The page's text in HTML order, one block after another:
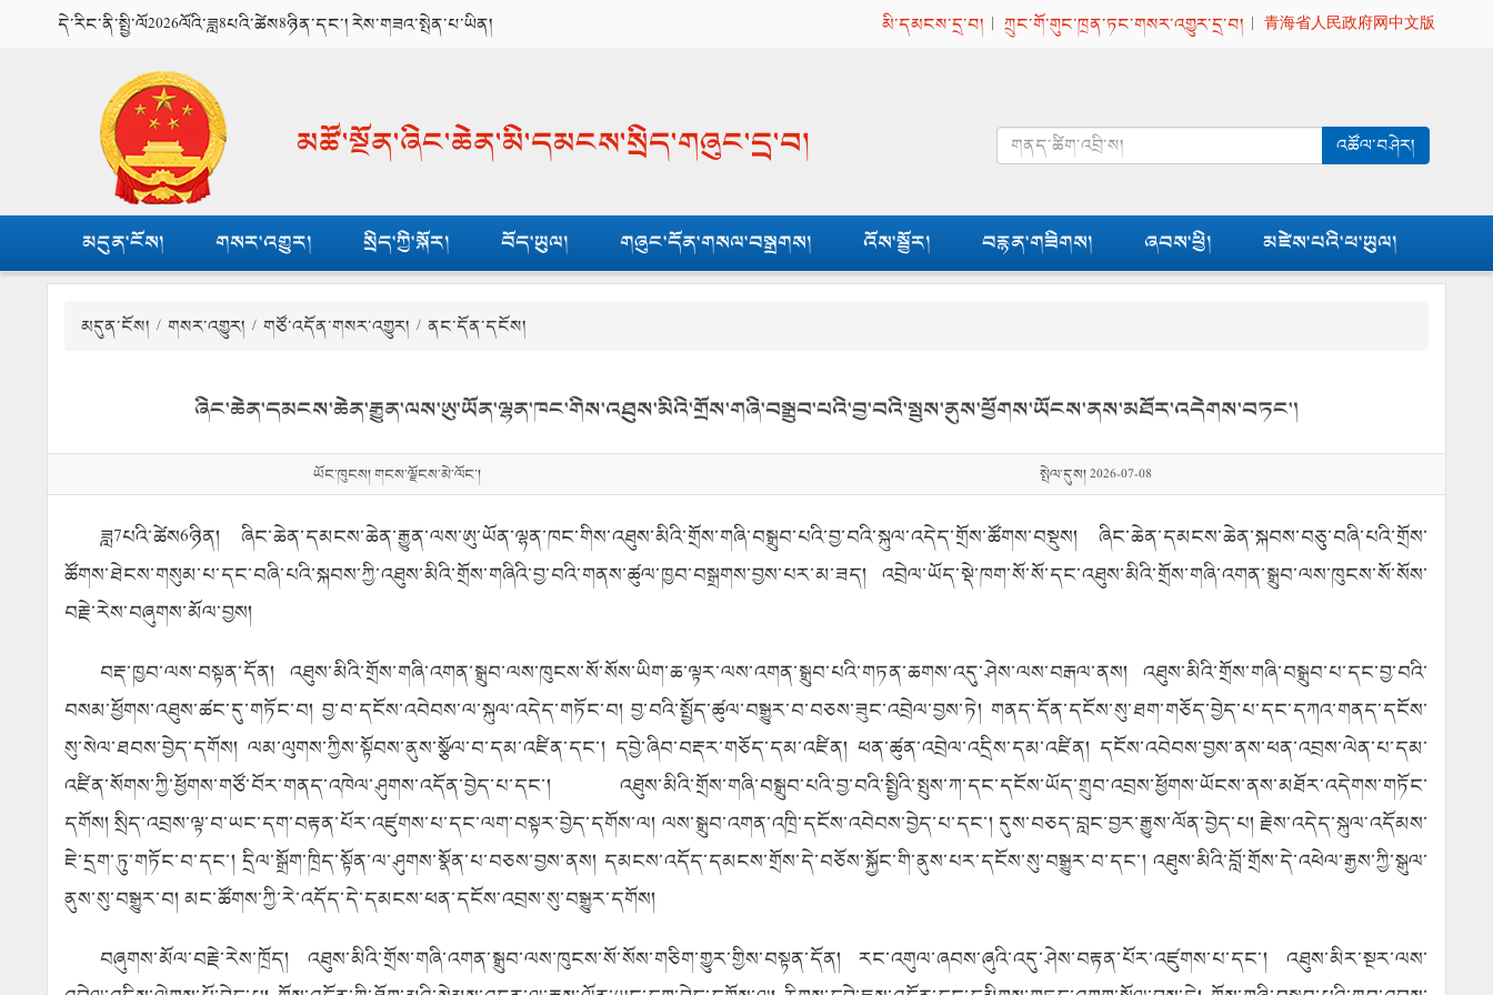
དེ་རིང་ནི་སྤྱི་ལོ2026ལོའི་ཟླ8པའི་ཚེས8ཉིན་དང་། རེས་གཟའ་སྤེན་པ་ཡིན། མི་དམངས་དྲ་བ། | ཀྲུང་གོ་གུང་ཁྲན་ཏང་གསར་འགྱུར་དྲ་བ། | 青海省人民政府网中文版
མཚོ་སྔོན་ཞིང་ཆེན་མི་དམངས་སྲིད་གཞུང་དྲ་བ། འཚོལ་བཤེར།
མདུན་ངོས། གསར་འགྱུར། སྲིད་ཀྱི་སྐོར། བོད་ཡུལ། གཞུང་དོན་གསལ་བསྒྲགས། འོས་སྦྱོར། བརྙན་གཟིགས། ཞབས་ཕྱི། མཛེས་པའི་ཕ་ཡུལ།
མདུན་ངོས། / གསར་འགྱུར། / གཙོ་འདོན་གསར་འགྱུར། / ནང་དོན་དངོས།
ཞིང་ཆེན་དམངས་ཆེན་རྒྱུན་ལས་ཨུ་ཡོན་ལྷན་ཁང་གིས་འཐུས་མིའི་གྲོས་གཞི་བསྒྲུབ་པའི་བྱ་བའི་སྤུས་ནུས་ཕྱོགས་ཡོངས་ནས་མཐོར་འདེགས་བཏང་།
ཡོང་ཁུངས། གངས་ལྗོངས་མེ་ལོང་། སྤེལ་དུས། 2026-07-08
ཟླ7པའི་ཚེས6ཉིན། ཞིང་ཆེན་དམངས་ཆེན་རྒྱུན་ལས་ཨུ་ཡོན་ལྷན་ཁང་གིས་འཐུས་མིའི་གྲོས་གཞི་བསྒྲུབ་པའི་བྱ་བའི་སྐུལ་འདེད་གྲོས་ཚོགས་བསྡུས། ཞིང་ཆེན་དམངས་ཆེན་སྐབས་བཅུ་བཞི་པའི་གྲོས་
ཚོགས་ཐེངས་གསུམ་པ་དང་བཞི་པའི་སྐབས་ཀྱི་འཐུས་མིའི་གྲོས་གཞིའི་བྱ་བའི་གནས་ཚུལ་ཁྱབ་བསྒྲགས་བྱས་པར་མ་ཟད། འབྲེལ་ཡོད་སྡེ་ཁག་སོ་སོ་དང་འཐུས་མིའི་གྲོས་གཞི་འགན་སྒྲུབ་ལས་ཁུངས་སོ་སོས་
བརྗེ་རེས་བཞུགས་མོལ་བྱས།
བརྡ་ཁྱབ་ལས་བསྟན་དོན། འཐུས་མིའི་གྲོས་གཞི་འགན་སྒྲུབ་ལས་ཁུངས་སོ་སོས་ཡིག་ཆ་ལྟར་ལས་འགན་སྒྲུབ་པའི་གཏན་ཆགས་འདུ་ཤེས་ལས་བརྒལ་ནས། འཐུས་མིའི་གྲོས་གཞི་བསྒྲུབ་པ་དང་བྱ་བའི་
བསམ་ཕྱོགས་འཐུས་ཚང་དུ་གཏོང་བ། བྱ་བ་དངོས་འབེབས་ལ་སྐུལ་འདེད་གཏོང་བ། བྱ་བའི་སྤྱོད་ཚུལ་བསྒྱུར་བ་བཅས་ཟུང་འབྲེལ་བྱས་ཏེ། གནད་དོན་དངོས་སུ་ཐག་གཅོད་བྱེད་པ་དང་དཀའ་གནད་དངོས་
སུ་སེལ་ཐབས་བྱེད་དགོས། ལམ་ལུགས་ཀྱིས་སྟོབས་ནུས་སྩོལ་བ་དམ་འཛིན་དང་། དབྱེ་ཞིབ་བརྡར་གཅོད་དམ་འཛིན། ཕན་ཚུན་འབྲེལ་འདྲིས་དམ་འཛིན། དངོས་འབེབས་བྱས་ནས་ཕན་འབྲས་ལེན་པ་དམ་
འཛིན་སོགས་ཀྱི་ཕྱོགས་གཙོ་བོར་གནད་འཁེལ་ཤུགས་འདོན་བྱེད་པ་དང་། འཐུས་མིའི་གྲོས་གཞི་བསྒྲུབ་པའི་བྱ་བའི་སྤྱིའི་སྤུས་ཀ་དང་དངོས་ཡོད་གྲུབ་འབྲས་ཕྱོགས་ཡོངས་ནས་མཐོར་འདེགས་གཏོང་
དགོས། སྲིད་འབྲས་ལྟ་བ་ཡང་དག་བརྟན་པོར་འཛུགས་པ་དང་ལག་བསྟར་བྱེད་དགོས་ལ། ལས་སྒྲུབ་འགན་འཁྲི་དངོས་འབེབས་བྱེད་པ་དང་། དུས་བཅད་བླང་བྱར་རྒྱུས་ལོན་བྱེད་པ། རྗེས་འདེད་སྐུལ་འདོམས་
ཇེ་དྲག་ཏུ་གཏོང་བ་དང་། དྲིལ་སྒྲོག་ཁྲིད་སྟོན་ལ་ཤུགས་སྣོན་པ་བཅས་བྱས་ནས། དམངས་འདོད་དམངས་གྲོས་དེ་བཅོས་སྐྱོང་གི་ནུས་པར་དངོས་སུ་བསྒྱུར་བ་དང་། འཐུས་མིའི་བློ་གྲོས་དེ་འཕེལ་རྒྱས་ཀྱི་སྒུལ་
ནུས་སུ་བསྒྱུར་བ། མང་ཚོགས་ཀྱི་རེ་འདོད་དེ་དམངས་ཕན་དངོས་འབྲས་སུ་བསྒྱུར་དགོས།
བཞུགས་མོལ་བརྗེ་རེས་ཁྲོད། འཐུས་མིའི་གྲོས་གཞི་འགན་སྒྲུབ་ལས་ཁུངས་སོ་སོས་གཅིག་གྱུར་གྱིས་བསྟན་དོན། རང་འགུལ་ཞབས་ཞུའི་འདུ་ཤེས་བརྟན་པོར་འཛུགས་པ་དང་། འཐུས་མིར་སྔར་ལས་